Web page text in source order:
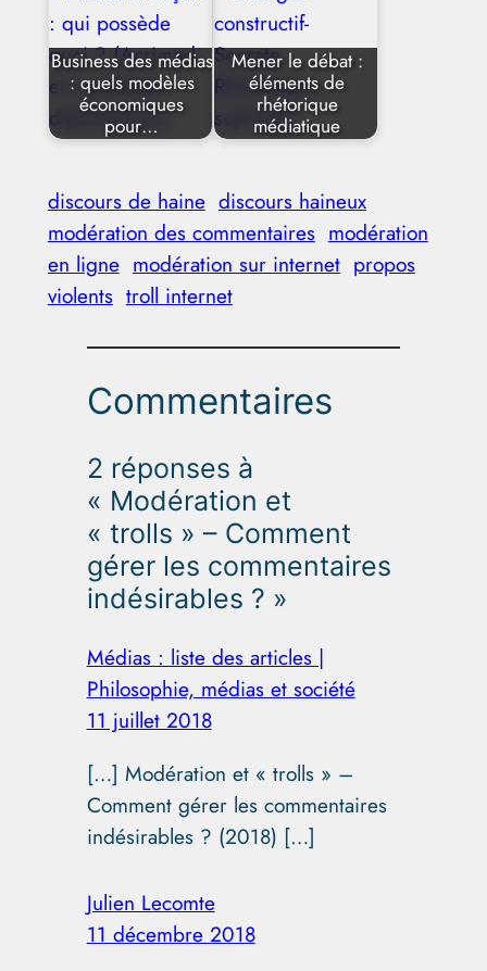
Business des médias
: quels modèles
économiques
pour…
Mener le débat :
éléments de
rhétorique
médiatique
discours de haine discours haineux
modération des commentaires modération
en ligne modération sur internet propos
violents troll internet
Commentaires
2 réponses à
« Modération et
« trolls » – Comment
gérer les commentaires
indésirables ? »
Médias : liste des articles |
Philosophie, médias et société
11 juillet 2018
[…] Modération et « trolls » –
Comment gérer les commentaires
indésirables ? (2018) […]
Julien Lecomte
11 décembre 2018